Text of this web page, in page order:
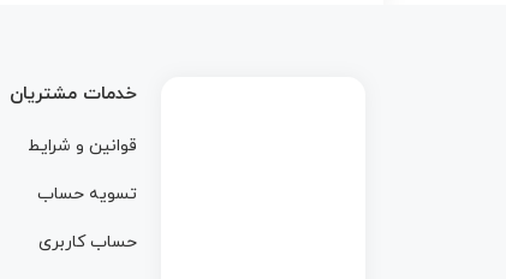
خدمات مشتریان
قوانین و شرایط
تسویه حساب
حساب کاربری